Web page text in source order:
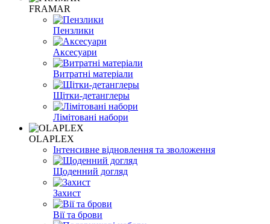
FRAMAR
Пензлики
Аксесуари
Витратні матеріали
Щітки-детанглеры
Лімітовані набори
OLAPLEX
Інтенсивне відновлення та зволоження
Щоденний догляд
Захист
Вії та брови